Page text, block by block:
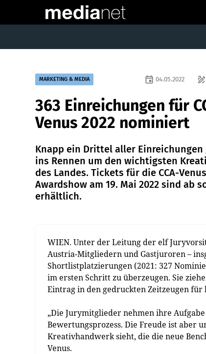
MARKETING & MEDIA draw
event 04.05.2022
363 Einreichungen für
Venus 2022 nominiert
Knapp ein Drittel aller Einreichungen
ins Rennen um den wichtigsten
des Landes. Tickets für die CCA-
Awardshow am 19. Mai 2022 sind ab
erhältlich.
WIEN. Unter der Leitung der elf
Austria-Mitgliedern und Gastjuroren –
Shortlistplatzierungen (2021: 327
im ersten Schritt zu überzeugen. Sie
Eintrag in den gedruckten Zeitzeugen für
„Die Jurymitglieder nehmen ihre
Bewertungsprozess. Die Freude ist aber
Kreativhandwerk sieht, die die neue
Venus.